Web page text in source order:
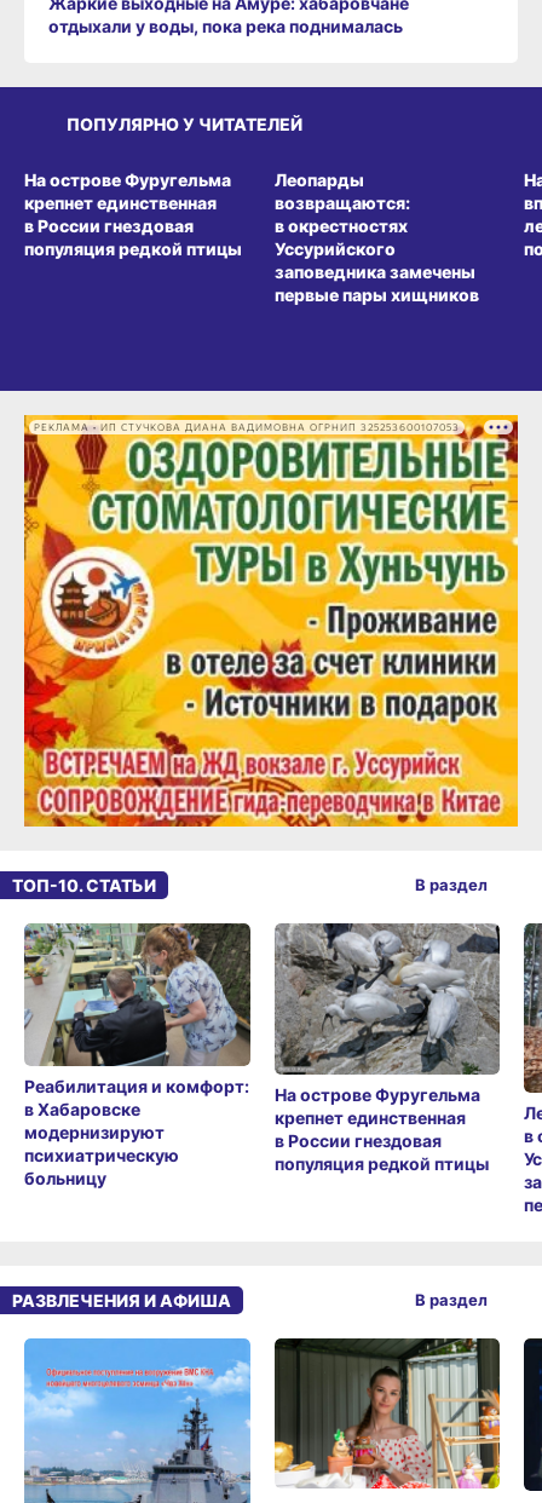
отдыхали у воды, пока река поднималась
ПОПУЛЯРНО У ЧИТАТЕЛЕЙ
На острове Фуругельма
крепнет единственная
в России гнездовая
популяция редкой птицы
Леопарды
возвращаются:
в окрестностях
Уссурийского
заповедника замечены
первые пары хищников
РЕКЛАМА • ИП СТУЧКОВА ДИАНА ВАДИМОВНА ОГРНИП 325253600107053
ТОП-10. СТАТЬИ
Реабилитация и комфорт:
в Хабаровске
модернизируют
психиатрическую
больницу
На острове Фуругельма
крепнет единственная
в России гнездовая
популяция редкой птицы
в
В раздел
РАЗВЛЕЧЕНИЯ И АФИША В раздел